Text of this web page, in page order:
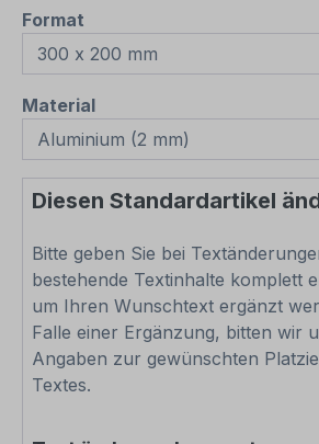
Format
Materialauswählen
Diesen Standardartikel
Bitte geben Sie bei
bestehende Textinhalte komplett
um Ihren Wunschtext ergänzt
Falle einer Ergänzung, bitten wir
Angaben zur gewünschten
Textes.